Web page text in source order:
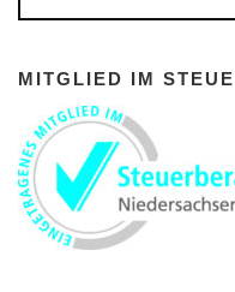
MITGLIED IM